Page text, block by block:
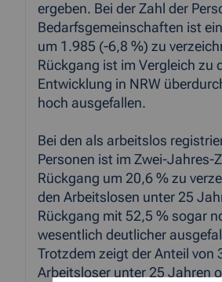
ergeben. Bei der Zahl der
Bedarfsgemeinschaften ist
um 1.985 (-6,8 %) zu
Rückgang ist im Vergleich zu
Entwicklung in NRW
hoch ausgefallen.
Bei den als arbeitslos
Personen ist im Zwei-Jahres-
Rückgang um 20,6 % zu
den Arbeitslosen unter 25
Rückgang mit 52,5 % sogar
wesentlich deutlicher
Trotzdem zeigt der Anteil von
Arbeitsloser unter 25 Jahren